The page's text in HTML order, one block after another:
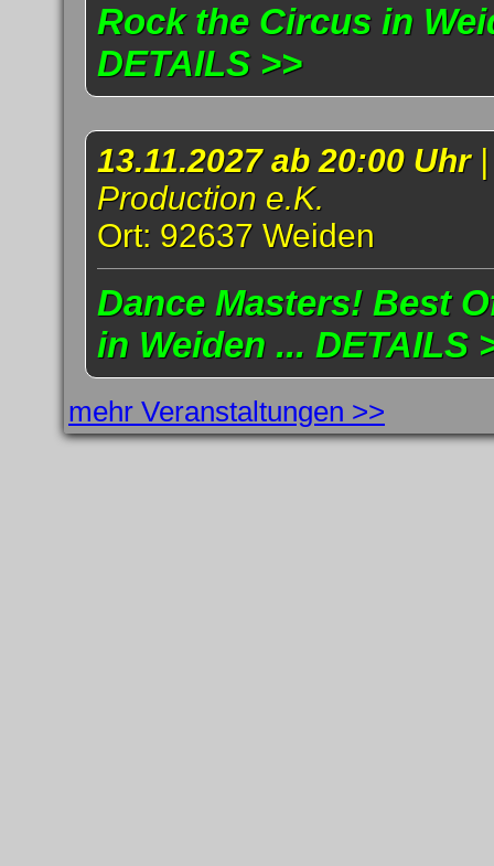
Rock the Circus in
DETAILS >>
13.11.2027 ab 20:00 Uhr
Production e.K.
Ort: 92637 Weiden
Dance Masters! Best
in Weiden ... DETAILS
mehr Veranstaltungen >>